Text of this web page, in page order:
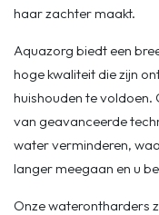
haar zachter maakt.
Aquazorg biedt een
hoge kwaliteit die zijn
huishouden te voldoen.
van geavanceerde
water verminderen,
langer meegaan en u
Onze waterontharders